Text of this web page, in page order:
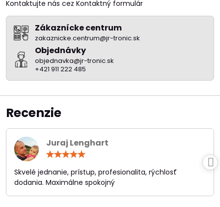
Kontaktujte nás cez Kontaktný formulár
Zákaznícke centrum
zakaznicke.centrum@jr-tronic.sk
Objednávky
objednavka@jr-tronic.sk
+421 911 222 485
Recenzie
Juraj Lenghart
/
5
Skvelé jednanie, prístup, profesionalita, rýchlosť
dodania. Maximálne spokojný